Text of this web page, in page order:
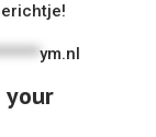
ym.nl
your